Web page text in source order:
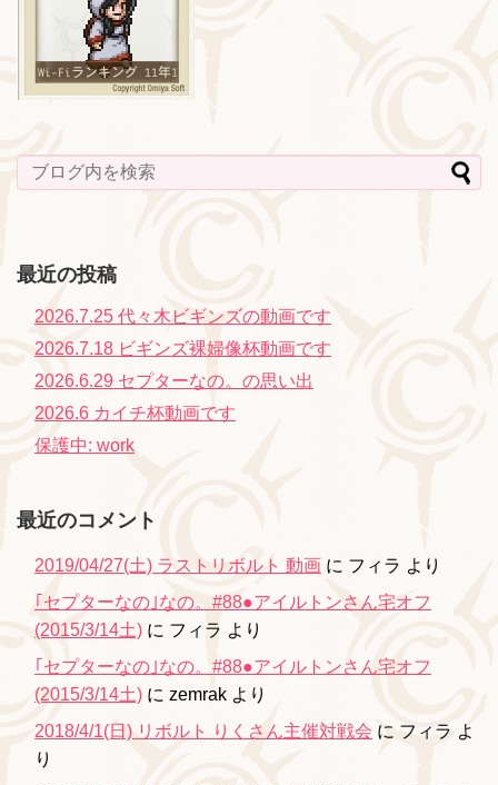
最近の投稿
2026.7.25 代々木ビギンズの動画です
2026.7.18 ビギンズ裸婦像杯動画です
2026.6.29 セプターなの。の思い出
2026.6 カイチ杯動画です
保護中: work
最近のコメント
2019/04/27(土) ラストリボルト 動画 に フィラ より
｢セプターなの｣なの。#88●アイルトンさん宅オフ
(2015/3/14土) に フィラ より
｢セプターなの｣なの。#88●アイルトンさん宅オフ
(2015/3/14土) に zemrak より
2018/4/1(日) リボルト りくさん主催対戦会 に フィラ よ
り